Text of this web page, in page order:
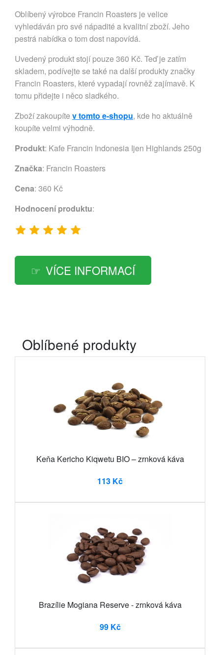
Oblíbený výrobce Francin Roasters je velice
vyhledáván pro své nápadité a kvalitní zboží. Jeho
pestrá nabídka o tom dost napovídá.
Uvedený produkt stojí pouze 360 Kč. Teď je zatím
skladem, podívejte se také na další produkty značky
Francin Roasters, které vypadají rovněž zajímavě. K
tomu přidejte i něco sladkého.
Zboží zakoupíte v tomto e-shopu, kde ho aktuálně
koupíte velmi výhodně.
Produkt: Kafe Francin Indonesia Ijen Highlands 250g
Značka: Francin Roasters
Cena: 360 Kč
Hodnocení produktu:
VÍCE INFORMACÍ
Oblíbené produkty
Keňa Kericho Kiqwetu BIO – zrnková káva
113 Kč
Brazílie Mogiana Reserve - zrnková káva
99 Kč